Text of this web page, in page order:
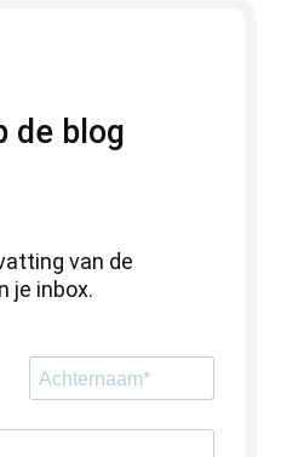
de blog
van de
je inbox.